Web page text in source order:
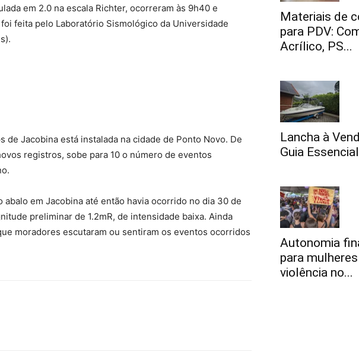
em 2.0 na escala Richter, ocorreram às 9h40 e
feita pelo Laboratório Sismológico da Universidade
de Jacobina está instalada na cidade de Ponto Novo. De
registros, sobe para 10 o número de eventos
abalo em Jacobina até então havia ocorrido no dia 30 de
preliminar de 1.2mR, de intensidade baixa. Ainda
moradores escutaram ou sentiram os eventos ocorridos
Materiais de
para PDV:
Acrílico, PS...
Lancha à
Guia
Autonomia
para
violência no...